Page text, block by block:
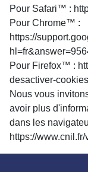
Pour Safari™ :
Pour Chrome™ :
https://
Pour Firefox™ :
desactiver-cookies
Nous vous
avoir plus
dans les
https://